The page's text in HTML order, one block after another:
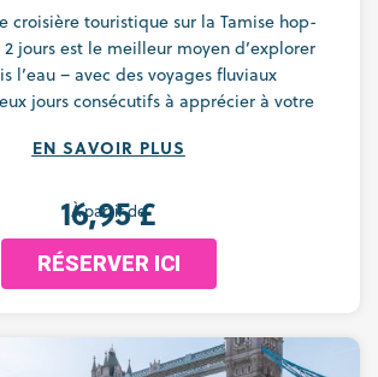
croisière touristique sur la Tamise hop-
jours est le meilleur moyen d’explorer
l’eau – avec des voyages fluviaux
jours consécutifs à apprécier à votre
EN SAVOIR PLUS
RÉSERVER ICI
À partir de
16,95 £